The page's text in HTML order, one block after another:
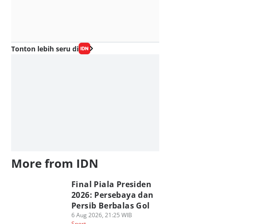
Tonton lebih seru di
More from IDN
Final Piala Presiden
2026: Persebaya dan
Persib Berbalas Gol
6 Aug 2026, 21:25 WIB